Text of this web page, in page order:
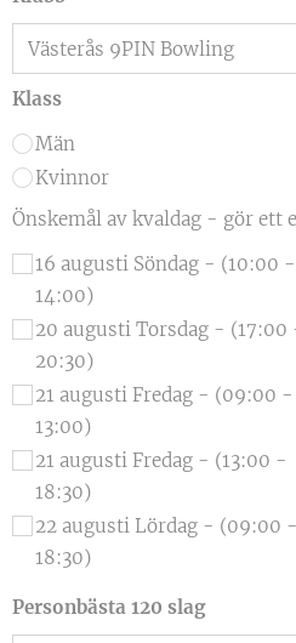
Klass
Män
Kvinnor
Önskemål av kvaldag - gör ett
16 augusti Söndag - (10:00 -
14:00)
20 augusti Torsdag - (17:00
20:30)
21 augusti Fredag - (09:00 -
13:00)
21 augusti Fredag - (13:00 -
18:30)
22 augusti Lördag - (09:00 -
18:30)
Personbästa 120 slag